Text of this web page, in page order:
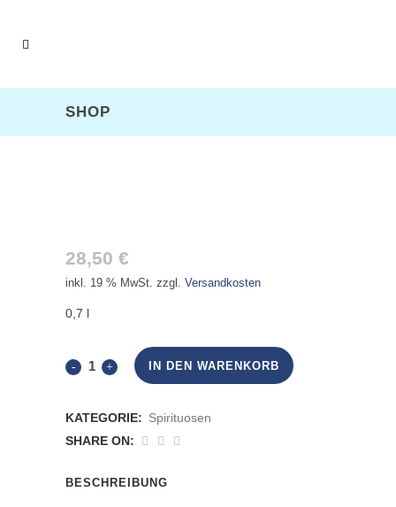
SHOP
28,50 €
inkl. 19 % MwSt. zzgl. Versandkosten
0,7 l
Havanna IN DEN WARENKORB
KATEGORIE: Spirituosen
SHARE ON:
BESCHREIBUNG